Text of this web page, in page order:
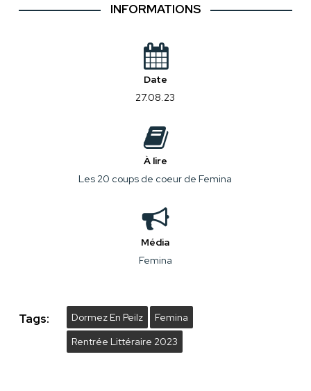
INFORMATIONS
Date
27.08.23
À lire
Les 20 coups de coeur de Femina
Média
Femina
Tags: Dormez En Peilz
Femina
Rentrée Littéraire 2023